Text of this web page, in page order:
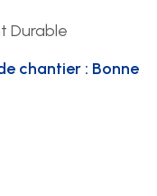
Durable
chantier : Bonne